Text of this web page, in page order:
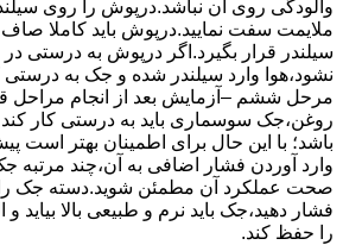
وآلودگی روی آن نباشد.درپوش را روی
ملایمت سفت نمایید.درپوش باید کاملا
سیلندر قرار بگیرد.اگر درپوش به درستی
نشود،هوا وارد سیلندر شده و جک به درستی
مرحل ششم –آزمایش بعد از انجام مراحل
روغن،جک سوسماری باید به درستی کار
باشد؛ با این حال برای اطمینان بهتر است
وارد آوردن فشار اضافی به آن،چند مرتبه
صحت عملکرد آن مطمئن شوید.دسته جک را
فشار دهید،جک باید نرم و طبیعی بالا بیاید و
را حفظ کند.